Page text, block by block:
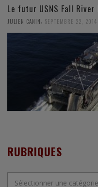
Le futur USNS Fall River
JULIEN CANIN SEPTEMBRE 22, 2014
RUBRIQUES